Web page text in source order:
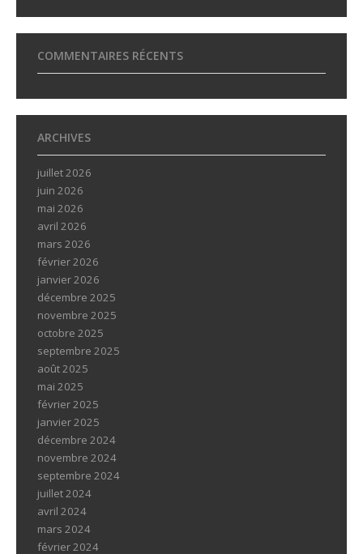
COMMENTAIRES RÉCENTS
ARCHIVES
juillet 2026
juin 2026
mai 2026
avril 2026
mars 2026
février 2026
janvier 2026
décembre 2025
novembre 2025
octobre 2025
septembre 2025
août 2025
mai 2025
février 2025
janvier 2025
décembre 2024
novembre 2024
septembre 2024
juillet 2024
avril 2024
mars 2024
février 2024